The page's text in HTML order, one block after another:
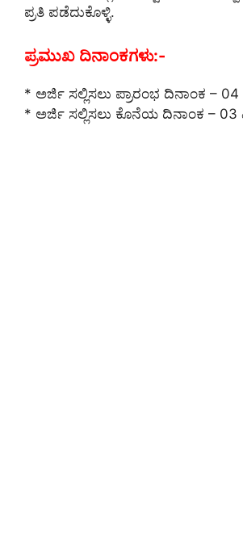
ಪ್ರತಿ ಪಡೆದುಕೊಳ್ಳಿ.
ಪ್ರಮುಖ ದಿನಾಂಕಗಳು:-
* ಅರ್ಜಿ ಸಲ್ಲಿಸಲು ಪ್ರಾರಂಭ ದಿನಾಂಕ –
* ಅರ್ಜಿ ಸಲ್ಲಿಸಲು ಕೊನೆಯ ದಿನಾಂಕ – 03